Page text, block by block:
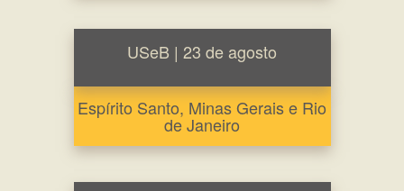
USeB | 23 de agosto
Espírito Santo, Minas Gerais e Rio
de Janeiro